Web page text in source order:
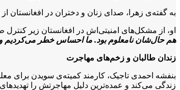
به گفته‌ی زهرا، صدای زنان و دختران در افغانستان
او، از مشکل‌های امنیتی‌اش در افغانستان زیر کنترل
هم حال‌شان نامعلوم بود. ما احساس خطر می‌کردیم
زندان طالبان و زخم‌های مهاجرت
بنفشه احمدی تاجیک، کارمند کمیته‌ی سویدن برای
زندگی می‌کند و عمده‌ترین دلیل مهاجرتش را